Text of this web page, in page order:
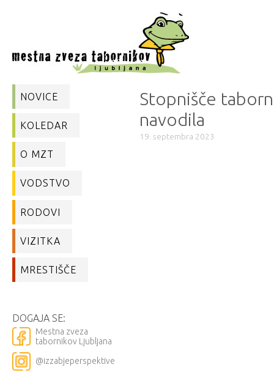
NOVICE
KOLEDAR
O MZT
VODSTVO
RODOVI
VIZITKA
MRESTIŠČE
DOGAJA SE:
Mestna zveza
tabornikov Ljubljana
@izzabjeperspektive
Stopnišče
navodila
19. septembra 2023